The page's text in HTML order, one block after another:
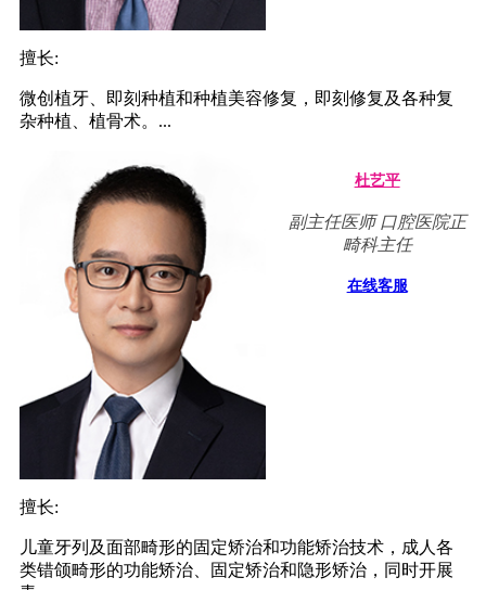
擅长:
微创植牙、即刻种植和种植美容修复，即刻修复及各种复
杂种植、植骨术。...
杜艺平
副主任医师 口腔医院正
畸科主任
在线客服
擅长:
儿童牙列及面部畸形的固定矫治和功能矫治技术，成人各
类错颌畸形的功能矫治、固定矫治和隐形矫治，同时开展